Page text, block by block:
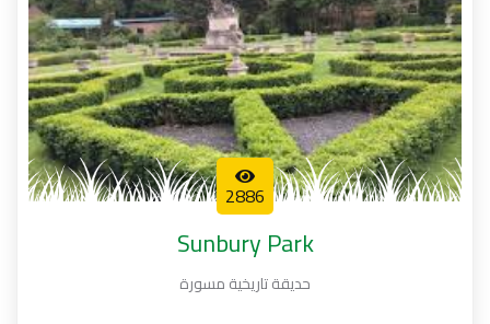
2886
Sunbury Park
حديقة تاريخية مسورة